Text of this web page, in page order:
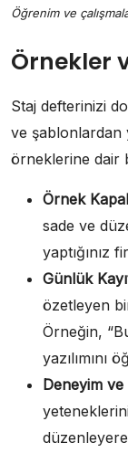
Öğrenim ve
Örnekler
Staj defterinizi
ve şablonlardan
örneklerine dair
Örnek
sade ve
yaptığınız
Günlük
özetleyen
Örneğin,
yazılımını
Deneyim